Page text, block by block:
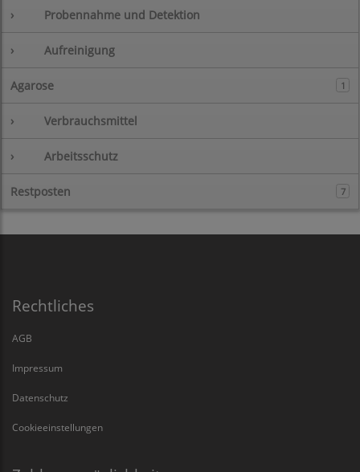
› Probennahme und Detektion
› Aufreinigung
Agarose 1
› Verbrauchsmittel
› Arbeitsschutz
Restposten 7
Rechtliches
AGB
Impressum
Datenschutz
Cookieeinstellungen